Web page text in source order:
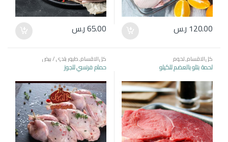
120.00 ر.س 65.00ر.س
كل الاقسام,لحوم
لحمة بتلو بالعضم للكيلو
كل الاقسام,طيور بلدي / بيض
حمام فرنسي للجوز